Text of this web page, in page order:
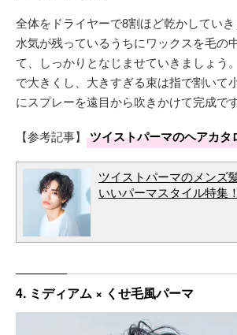
全体をドライヤーで8割ほど乾かしてい
水気が残っているうちにワックスを毛の
て、しっかりとなじませていきましょう
で大きくし、大きすぎる束は指で割いて
にスプレーを遠目から吹きかけて完成です
【参考記事】 ツイストパーマのヘアカタ
ツイストパーマのメンズ
いいパーマスタイル特集！
4. ミディアム × くせ毛風パーマ